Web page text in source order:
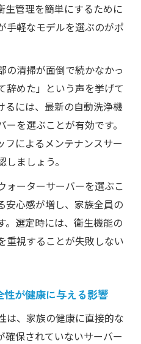
生管理を簡単にするために
手軽なモデルを選ぶのがポ
の清掃が面倒で続かなかっ
辞めた」という声を挙げて
るには、最新の自動洗浄機
を選ぶことが有効です。
フによるメンテナンスサー
ましょう。
ォーターサーバーを選ぶこ
安心感が増し、家族全員の
。選定時には、衛生機能の
重視することが失敗しない
性が健康に与える影響
は、家族の健康に直接的な
確保されていないサーバー